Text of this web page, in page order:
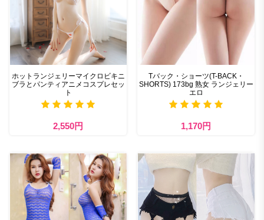
ホットランジェリーマイクロビキニ
ブラとパンティアニメコスプレセッ
ト
2,550円
Tバック・ショーツ(T-BACK・
SHORTS) 173bg 熟女 ランジェリー
エロ
1,170円